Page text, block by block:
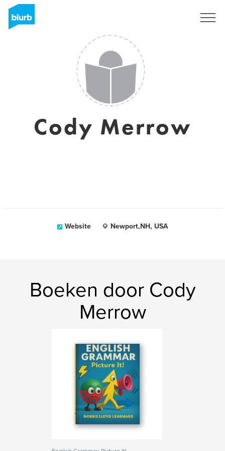
Cody Merrow
Website Newport,NH, USA
Boeken door Cody
Merrow